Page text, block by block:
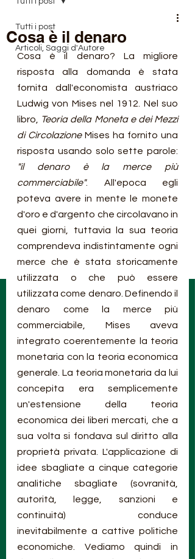
Tutti i post
Articoli, Saggi d'Autore
Cosa è il denaro
Cosa è il denaro? La migliore
risposta alla domanda è stata
fornita dall'economista austriaco
Ludwig von Mises nel 1912. Nel suo
libro,
Teoria della Moneta e dei Mezzi
di Circolazione Mises ha fornito una
"il denaro è la merce più
commerciabile". All'epoca egli
poteva avere in mente le monete
d'oro e d'argento che circolavano in
quei giorni, tuttavia la sua teoria
comprendeva indistintamente ogni
merce che è stata storicamente
utilizzata o che può essere
utilizzata come denaro. Definendo il
denaro come la merce più
commerciabile, Mises aveva
integrato coerentemente la teoria
monetaria con la teoria economica
generale. La teoria monetaria da lui
concepita era semplicemente
un'estensione della teoria
economica dei liberi mercati, che a
sua volta si fondava sul diritto alla
proprietà privata. L'applicazione di
idee sbagliate a cinque categorie
analitiche sbagliate (sovranità,
autorità, legge, sanzioni e
continuità) conduce
inevitabilmente a cattive politiche
economiche. Vediamo quindi in